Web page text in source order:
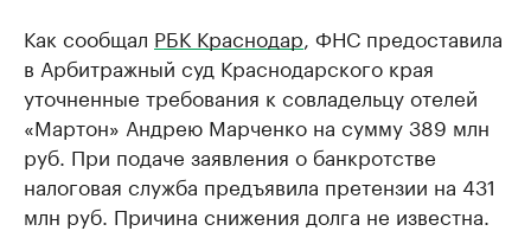
Как сообщал РБК Краснодар , ФНС предоставила
в Арбитражный суд Краснодарского края
уточненные требования к совладельцу отелей
«Мартон» Андрею Марченко на сумму 389 млн
руб. При подаче заявления о банкротстве
налоговая служба предъявила претензии на 431
млн руб. Причина снижения долга не известна.